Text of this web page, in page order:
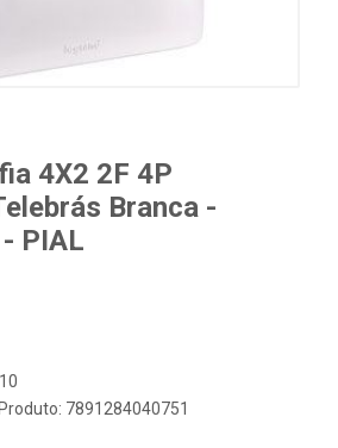
4X2 2F 4P
Branca -
PIAL
7891284040751